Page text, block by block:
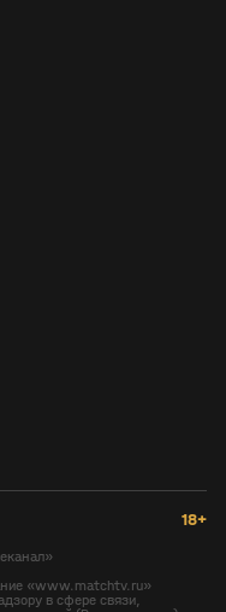
18+
«www.matchtv.ru»
в сфере связи,